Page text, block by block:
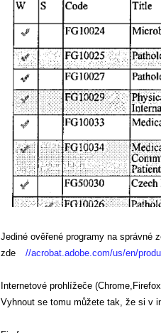
Jediné ověřené programy na správné
zde
//acrobat.adobe.com/us/en/
Internetové prohlížeče
Vyhnout se tomu můžete tak, že si v